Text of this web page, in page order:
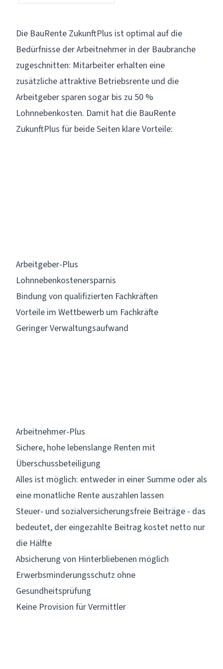
Die BauRente ZukunftPlus ist optimal auf die
Bedürfnisse der Arbeitnehmer in der Baubranche
zugeschnitten: Mitarbeiter erhalten eine
zusätzliche attraktive Betriebsrente und die
Arbeitgeber sparen sogar bis zu 50 %
Lohnnebenkosten. Damit hat die BauRente
ZukunftPlus für beide Seiten klare Vorteile:
Arbeitgeber-Plus
Lohnnebenkostenersparnis
Bindung von qualifizierten Fachkräften
Vorteile im Wettbewerb um Fachkräfte
Geringer Verwaltungsaufwand
Arbeitnehmer-Plus
Sichere, hohe lebenslange Renten mit
Überschussbeteiligung
Alles ist möglich: entweder in einer Summe oder als
eine monatliche Rente auszahlen lassen
Steuer- und sozialversicherungsfreie Beiträge - das
bedeutet, der eingezahlte Beitrag kostet netto nur
die Hälfte
Absicherung von Hinterbliebenen möglich
Erwerbsminderungsschutz ohne
Gesundheitsprüfung
Keine Provision für Vermittler